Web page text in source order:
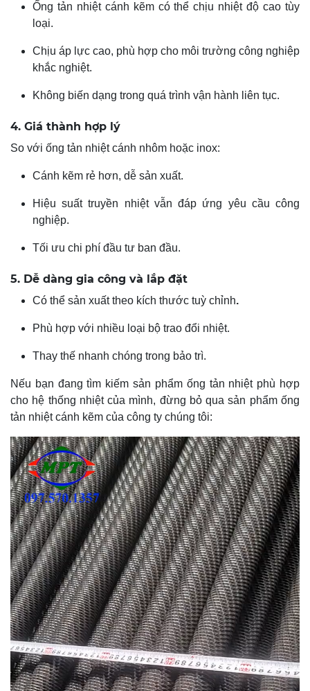
Ống tản nhiệt cánh kẽm có thể chịu nhiệt độ cao tùy
loại.
Chịu áp lực cao, phù hợp cho môi trường công nghiệp
khắc nghiệt.
Không biến dạng trong quá trình vận hành liên tục.
4. Giá thành hợp lý
So với ống tản nhiệt cánh nhôm hoặc inox:
Cánh kẽm rẻ hơn, dễ sản xuất.
Hiệu suất truyền nhiệt vẫn đáp ứng yêu cầu công
nghiệp.
Tối ưu chi phí đầu tư ban đầu.
5. Dễ dàng gia công và lắp đặt
Có thể sản xuất theo kích thước tuỳ chỉnh.
Phù hợp với nhiều loại bộ trao đổi nhiệt.
Thay thế nhanh chóng trong bảo trì.
Nếu bạn đang tìm kiếm sản phẩm ống tản nhiệt phù hợp
cho hệ thống nhiệt của mình, đừng bỏ qua sản phẩm ống
tản nhiệt cánh kẽm của công ty chúng tôi: